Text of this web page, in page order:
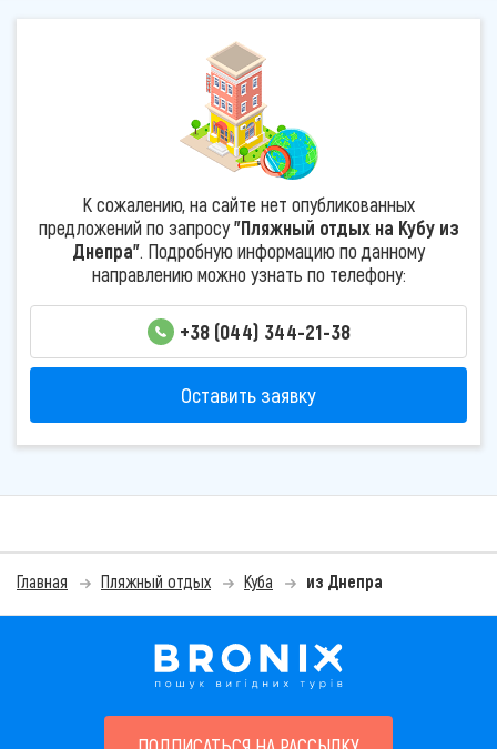
К сожалению, на сайте нет опубликованных
предложений по запросу"Пляжный отдых на Кубу из
Днепра". Подробную информацию по данному
направлению можно узнать по телефону:
+38 (044) 344-21-38
Оставить заявку
Главная Пляжный отдых Куба из Днепра